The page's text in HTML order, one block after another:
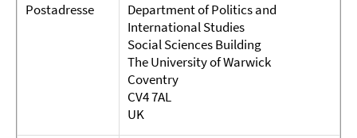
Postadresse
Department of Politics and
International Studies
Social Sciences Building
The University of Warwick
Coventry
CV4 7AL
UK